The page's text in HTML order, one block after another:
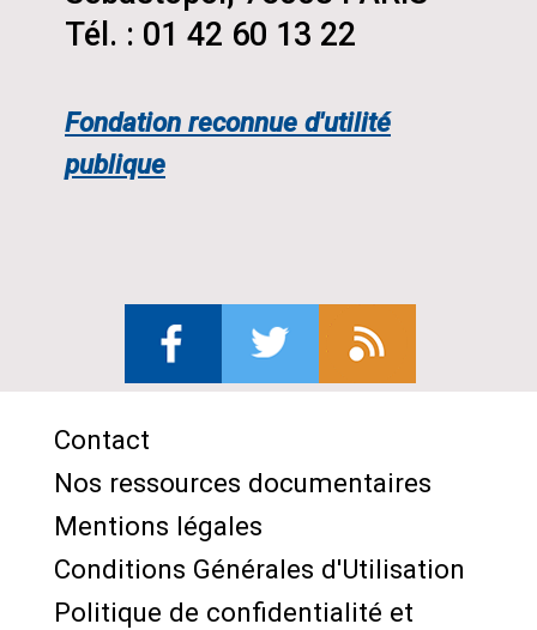
Tél. : 01 42 60 13 22
Fondation reconnue d'utilité
publique
Menu
Pied
de
Contact
Nos ressources documentaires
Mentions légales
Conditions Générales d'Utilisation
Politique de confidentialité et